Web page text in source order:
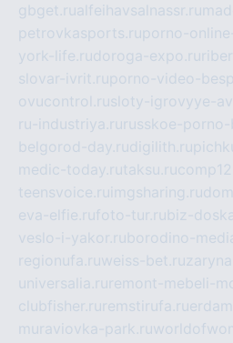
gbget.rualfeihavsalnassr.ru
petrovkasports.ruporno-
york-life.rudoroga-expo.ru
slovar-ivrit.ruporno-video-
ovucontrol.rusloty-igrovyye-
ru-industriya.ru russkoe-
belgorod-day.rudigilith.ru
medic-today.rutaksu.ru
teensvoice.ru imgsharing.ru
eva-elfie.rufoto-tur.rubiz-
veslo-i-yakor.ruborodino-
regionufa.ruweiss-bet.ru
universalia.ru remont-mebeli-
clubfisher.ru remstirufa.ru
muraviovka-park.ru